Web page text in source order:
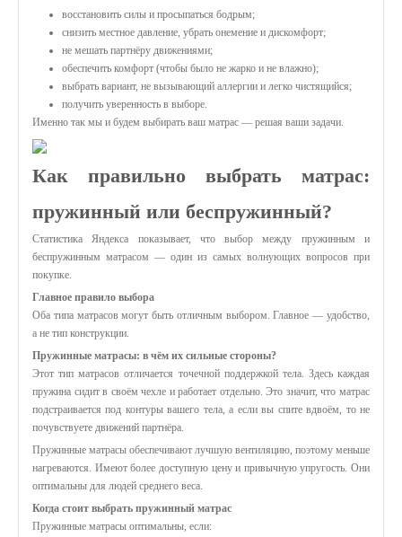
восстановить силы и просыпаться бодрым;
снизить местное давление, убрать онемение и дискомфорт;
не мешать партнёру движениями;
обеспечить комфорт (чтобы было не жарко и не влажно);
выбрать вариант, не вызывающий аллергии и легко чистящийся;
получить уверенность в выборе.
Именно так мы и будем выбирать ваш матрас — решая ваши задачи.
Как правильно выбрать матрас:
пружинный или беспружинный?
Статистика Яндекса показывает, что выбор между пружинным и
беспружинным матрасом — один из самых волнующих вопросов при
покупке.
Главное правило выбора
Оба типа матрасов могут быть отличным выбором. Главное — удобство,
а не тип конструкции.
Пружинные матрасы: в чём их сильные стороны?
Этот тип матрасов отличается точечной поддержкой тела. Здесь каждая
пружина сидит в своём чехле и работает отдельно. Это значит, что матрас
подстраивается под контуры вашего тела, а если вы спите вдвоём, то не
почувствуете движений партнёра.
Пружинные матрасы обеспечивают лучшую вентиляцию, поэтому меньше
нагреваются. Имеют более доступную цену и привычную упругость. Они
оптимальны для людей среднего веса.
Когда стоит выбрать пружинный матрас
Пружинные матрасы оптимальны, если: